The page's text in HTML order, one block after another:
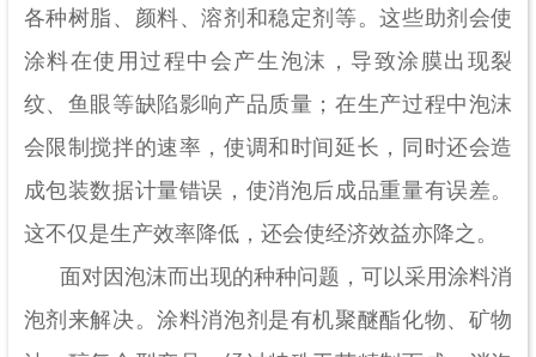
各种树脂、颜料、溶剂和稳定剂等。这些助剂会使
涂料在使用过程中会产生泡沫，导致涂膜出现裂
纹、鱼眼等缺陷影响产品质量；在生产过程中泡沫
会限制搅拌的速率，使调和时间延长，同时还会造
成包装数据计量错误，使消泡后成品重量有误差。
这不仅是生产效率降低，还会使经济效益亦降之。
面对因泡沫而出现的种种问题，可以采用涂料消
泡剂来解决。涂料消泡剂是有机聚醚酯化物、矿物